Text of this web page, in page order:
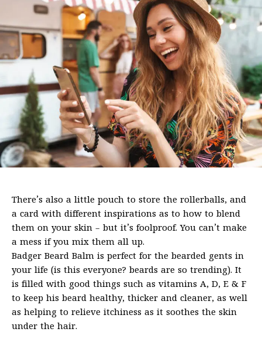
There’s also a little pouch to store the rollerballs, and
a card with different inspirations as to how to blend
them on your skin – but it’s foolproof. You can’t make
a mess if you mix them all up.
Badger Beard Balm is perfect for the bearded gents in
your life (is this everyone? beards are so trending). It
is filled with good things such as vitamins A, D, E & F
to keep his beard healthy, thicker and cleaner, as well
as helping to relieve itchiness as it soothes the skin
under the hair.